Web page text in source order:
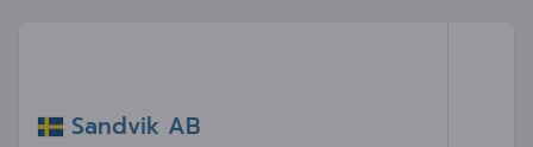
Sandvik AB